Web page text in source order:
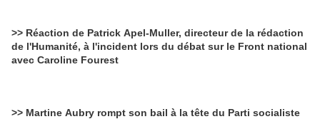
>> Réaction de Patrick Apel-Muller, directeur de la rédaction
de l'Humanité, à l'incident lors du débat sur le Front national
avec Caroline Fourest
>> Martine Aubry rompt son bail à la tête du Parti socialiste